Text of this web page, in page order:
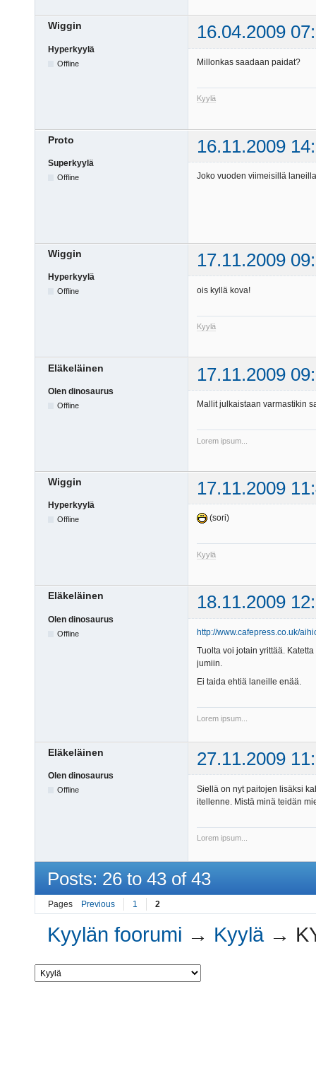
Wiggin 16.04.2009
Hyperkyylä
Offline Millonkas saadaan paidat?
Kyylä
Proto 16.11.2009
Superkyylä
Offline Joko vuoden viimeisillä
Wiggin 17.11.2009
Hyperkyylä
Offline ois kyllä kova!
Kyylä
Eläkeläinen 17.11.2009
Olen dinosaurus
Offline Mallit julkaistaan varmastikin
Lorem ipsum...
Wiggin 17.11.2009
Hyperkyylä
Offline (sori)
Kyylä
Eläkeläinen 18.11.2009
Olen dinosaurus
Offline
http://www.cafepress.co.uk/
Tuolta voi jotain yrittää.
jumiin.
Ei taida ehtiä laneille enää.
Lorem ipsum...
Eläkeläinen 27.11.2009
Olen dinosaurus
Offline
Siellä on nyt paitojen lisäksi
itellenne. Mistä minä teidän
Lorem ipsum...
Posts: 26 to 43 of 43
Pages Previous 1 2
Kyylän foorumi → Kyylä →